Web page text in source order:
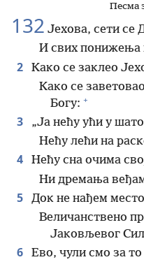
Песма
132 Јехова, сети се
И свих понижења
2 Како се заклео
Како се
Богу: +
3 „Ја нећу ући у
Нећу лећи на
4 Нећу сна очима
Ни дремања
5 Док не нађем
Величанствено
Јаковљевог
6 Ево, чули смо за